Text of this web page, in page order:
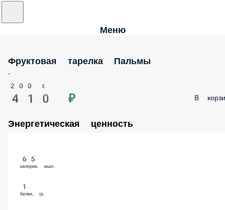
Меню
Фруктовая тарелка Пальмы
-
200 г.
410 ₽ В
Энергетическая ценность
65
калории, ккал.
1
белки, гр.